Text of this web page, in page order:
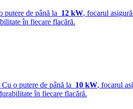
de până la 12 kW, focarul
în fiecare flacără.
o putere de până la 10 kW, focarul
în fiecare flacără.